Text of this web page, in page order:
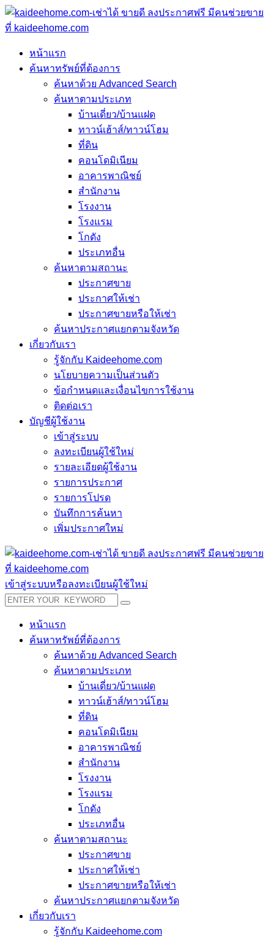
หน้าแรก
ค้นหาทรัพย์ที่ต้องการ
ค้นหาด้วย Advanced Search
ค้นหาตามประเภท
บ้านเดี่ยว/บ้านแฝด
ทาวน์เฮ้าส์/ทาวน์โฮม
ที่ดิน
คอนโดมิเนียม
อาคารพาณิชย์
สำนักงาน
โรงงาน
โรงแรม
โกดัง
ประเภทอื่น
ค้นหาตามสถานะ
ประกาศขาย
ประกาศให้เช่า
ประกาศขายหรือให้เช่า
ค้นหาประกาศแยกตามจังหวัด
เกี่ยวกับเรา
รู้จักกับ Kaideehome.com
นโยบายความเป็นส่วนตัว
ข้อกำหนดและเงื่อนไขการใช้งาน
ติดต่อเรา
บัญชีผู้ใช้งาน
เข้าสู่ระบบ
ลงทะเบียนผู้ใช้ใหม่
รายละเอียดผู้ใช้งาน
รายการประกาศ
รายการโปรด
บันทึกการค้นหา
เพิ่มประกาศใหม่
เข้าสู่ระบบหรือลงทะเบียนผู้ใช้ใหม่
หน้าแรก
ค้นหาทรัพย์ที่ต้องการ
ค้นหาด้วย Advanced Search
ค้นหาตามประเภท
บ้านเดี่ยว/บ้านแฝด
ทาวน์เฮ้าส์/ทาวน์โฮม
ที่ดิน
คอนโดมิเนียม
อาคารพาณิชย์
สำนักงาน
โรงงาน
โรงแรม
โกดัง
ประเภทอื่น
ค้นหาตามสถานะ
ประกาศขาย
ประกาศให้เช่า
ประกาศขายหรือให้เช่า
ค้นหาประกาศแยกตามจังหวัด
เกี่ยวกับเรา
รู้จักกับ Kaideehome.com